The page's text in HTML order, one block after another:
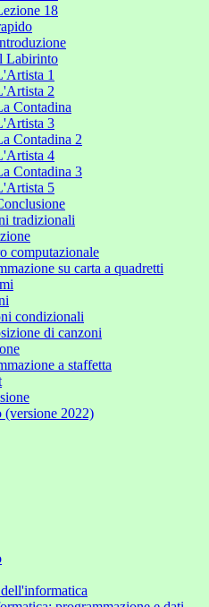
18
Labirinto
1
2
Contadina
3
Contadina 2
4
Contadina 3
5
tradizionali
computazionale
su carta a quadretti
condizionali
di canzoni
a staffetta
(versione 2022)